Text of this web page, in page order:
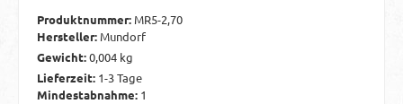
Produktnummer: MR5-2,70
Hersteller: Mundorf
Gewicht:0,004 kg
Lieferzeit: 1-3 Tage
Mindestabnahme: 1